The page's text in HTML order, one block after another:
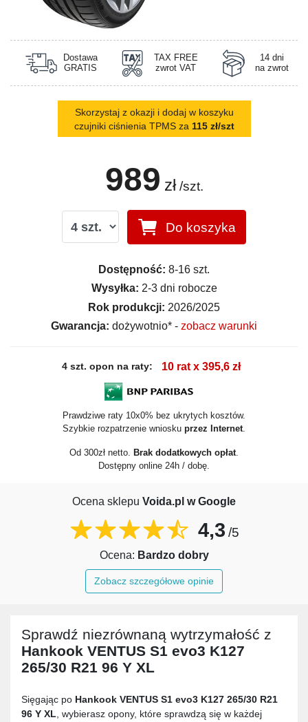
Dostawa
GRATIS
TAX FREE
zwrot VAT
14 dni
na zwrot
Skorzystaj z okazji i dodaj w koszyku
czujniki ciśnienia TPMS za 115 zł/szt
989 zł /szt.
Do koszyka
Dostępność: 8-16 szt.
Wysyłka: 2-3 dni robocze
Rok produkcji: 2026/2025
Gwarancja: dożywotnio* - zobacz warunki
4 szt. opon na raty: 10 rat x 395,6 zł
Prawdziwe raty 10x0% bez ukrytych kosztów.
Szybkie rozpatrzenie wniosku przez Internet
Od 300zł netto. Brak dodatkowych opłat
Dostępny online 24h / dobę.
Ocena sklepu Voida.pl w Google
4,3 /5
Ocena: Bardzo dobry
Zobacz szczegółowe opinie
Sprawdź niezrównaną wytrzymałość z
Hankook VENTUS S1 evo3 K127
265/30 R21 96 Y XL
Sięgając po Hankook VENTUS S1 evo3 K127 265/30 R21
96 Y XL, wybierasz opony, które sprawdzą się w każdej